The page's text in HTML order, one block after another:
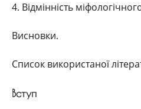
4. Відмінність
Висновки.
Список використаної
Вступ